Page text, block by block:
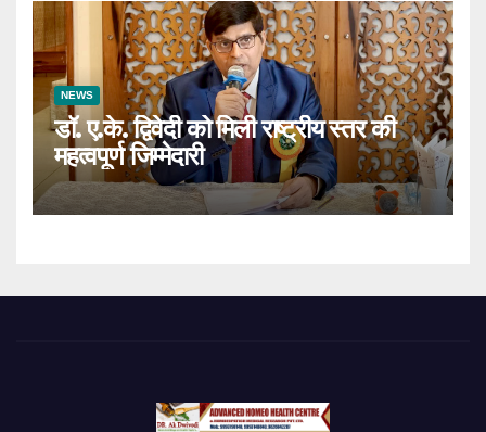
NEWS
डॉ. ए.के. द्विवेदी को मिली राष्ट्रीय स्तर की
महत्वपूर्ण जिम्मेदारी